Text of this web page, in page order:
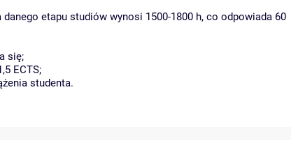
etapu studiów wynosi 1500-1800 h, co odpowiada 60
się;
ECTS;
studenta.